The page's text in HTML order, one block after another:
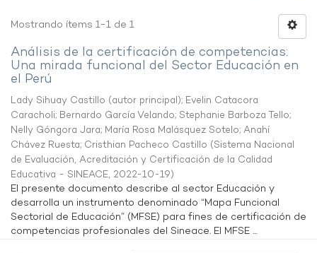
Mostrando ítems 1-1 de 1
Análisis de la certificación de competencias:
Una mirada funcional del Sector Educación en
el Perú
Lady Sihuay Castillo (autor principal); Evelin Catacora
Caracholi; Bernardo García Velando; Stephanie Barboza Tello;
Nelly Góngora Jara; María Rosa Malásquez Sotelo; Anahí
Chávez Ruesta; Cristhian Pacheco Castillo (Sistema Nacional
de Evaluación, Acreditación y Certificación de la Calidad
Educativa - SINEACE, 2022-10-19)
El presente documento describe al sector Educación y
desarrolla un instrumento denominado “Mapa Funcional
Sectorial de Educación” (MFSE) para fines de certificación de
competencias profesionales del Sineace. El MFSE ...